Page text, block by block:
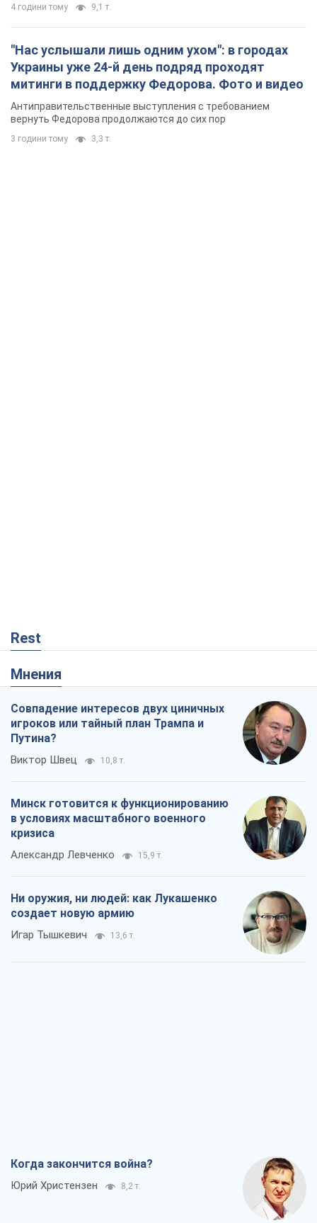
4 години тому 9,1 т.
"Нас услышали лишь одним ухом": в городах
Украины уже 24-й день подряд проходят
митинги в поддержку Федорова. Фото и видео
Антиправительственные выступления с требованием
вернуть Федорова продолжаются до сих пор
3 години тому 3,3 т.
Rest
Мнения
Совпадение интересов двух циничных
игроков или тайный план Трампа и
Путина?
Виктор Швец 10,8 т.
Минск готовится к функционированию
в условиях масштабного военного
кризиса
Александр Левченко 15,9 т.
Ни оружия, ни людей: как Лукашенко
создает новую армию
Игар Тышкевич 13,6 т.
Когда закончится война?
Юрий Христензен 8,2 т.